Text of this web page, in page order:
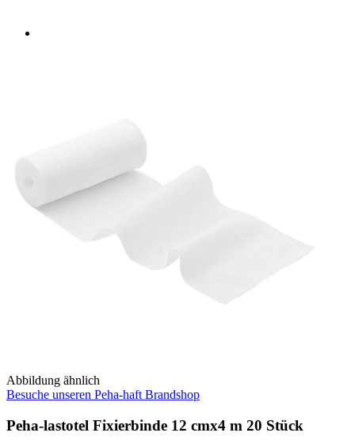
Abbildung ähnlich
Besuche unseren Peha-haft Brandshop
Peha-lastotel Fixierbinde 12 cmx4 m 20 Stück